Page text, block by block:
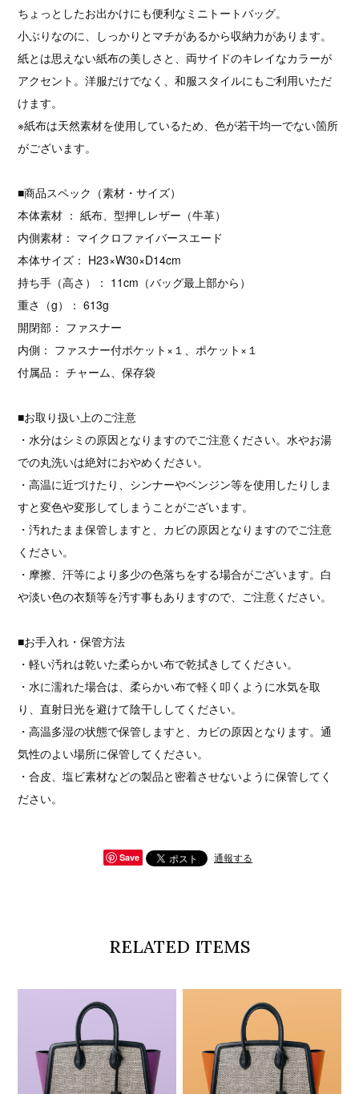
ちょっとしたお出かけにも便利なミニトートバッグ。
小ぶりなのに、しっかりとマチがあるから収納力があります。
紙とは思えない紙布の美しさと、両サイドのキレイなカラーが
アクセント。洋服だけでなく、和服スタイルにもご利用いただ
けます。
※紙布は天然素材を使用しているため、色が若干均一でない箇所
がございます。
■商品スペック（素材・サイズ）
本体素材 ： 紙布、型押しレザー（牛革）
内側素材： マイクロファイバースエード
本体サイズ： H23×W30×D14cm
持ち手（高さ）： 11cm（バッグ最上部から）
重さ（g）： 613g
開閉部： ファスナー
内側： ファスナー付ポケット×１、ポケット×１
付属品： チャーム、保存袋
■お取り扱い上のご注意
・水分はシミの原因となりますのでご注意ください。水やお湯
での丸洗いは絶対におやめください。
・高温に近づけたり、シンナーやベンジン等を使用したりしま
すと変色や変形してしまうことがございます。
・汚れたまま保管しますと、カビの原因となりますのでご注意
ください。
・摩擦、汗等により多少の色落ちをする場合がございます。白
や淡い色の衣類等を汚す事もありますので、ご注意ください。
■お手入れ・保管方法
・軽い汚れは乾いた柔らかい布で乾拭きしてください。
・水に濡れた場合は、柔らかい布で軽く叩くように水気を取
り、直射日光を避けて陰干ししてください。
・高温多湿の状態で保管しますと、カビの原因となります。通
気性のよい場所に保管してください。
・合皮、塩ビ素材などの製品と密着させないように保管してく
ださい。
Save 通報する
RELATED ITEMS